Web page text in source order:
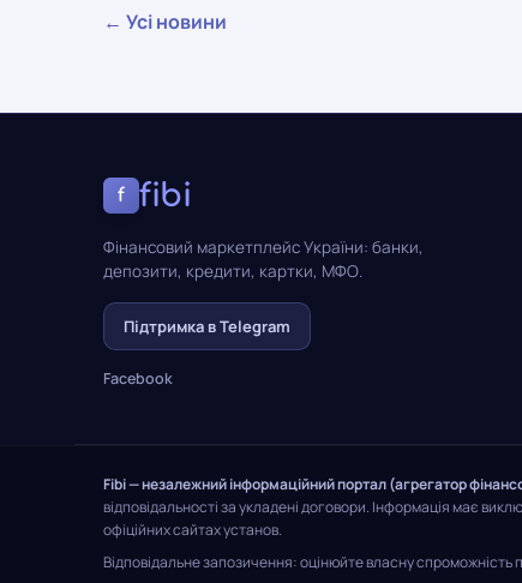
← Усі новини
f fibi
Фінансовий маркетплейс України: банки,
депозити, кредити, картки, МФО.
Підтримка в Telegram
Facebook
Fibi — незалежний інформаційний портал (агрегатор
відповідальності за укладені договори. Інформація має
офіційних сайтах установ.
Відповідальне запозичення: оцінюйте власну спроможність